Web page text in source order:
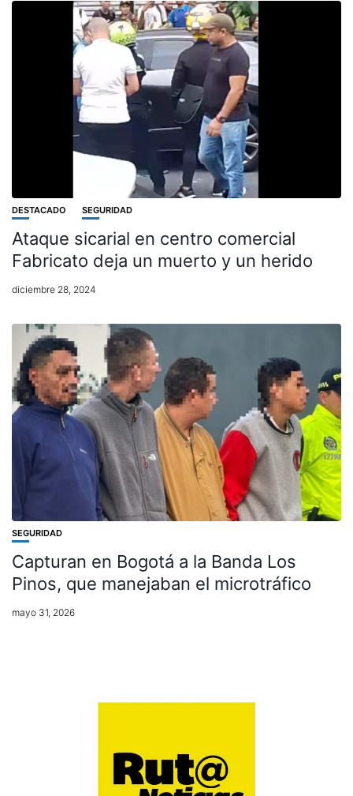
DESTACADO SEGURIDAD
Ataque sicarial en centro comercial
Fabricato deja un muerto y un herido
diciembre 28, 2024
SEGURIDAD
Capturan en Bogotá a la Banda Los
Pinos, que manejaban el microtráfico
mayo 31, 2026